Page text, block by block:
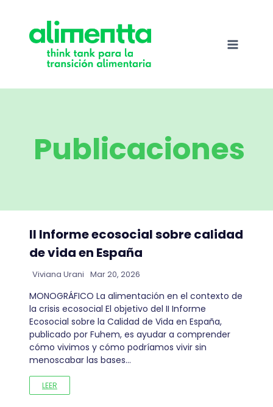
contenido
Publicaciones
II Informe ecosocial sobre calidad
de vida en España
Viviana Urani Mar 20, 2026
MONOGRÁFICO La alimentación en el contexto de
la crisis ecosocial El objetivo del II Informe
Ecosocial sobre la Calidad de Vida en España,
publicado por Fuhem, es ayudar a comprender
cómo vivimos y cómo podríamos vivir sin
menoscabar las bases…
LEER